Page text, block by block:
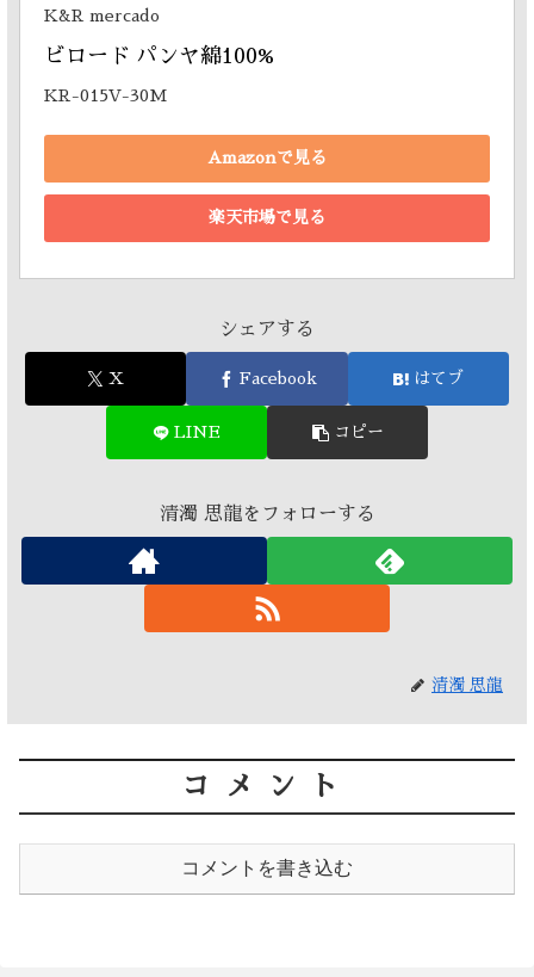
K&R mercado
ビロード パンヤ綿100%
KR-015V-30M
Amazonで見る
楽天市場で見る
シェアする
X Facebook はてブ
LINE コピー
清濁 思龍をフォローする
清濁 思龍
コメント
コメントを書き込む